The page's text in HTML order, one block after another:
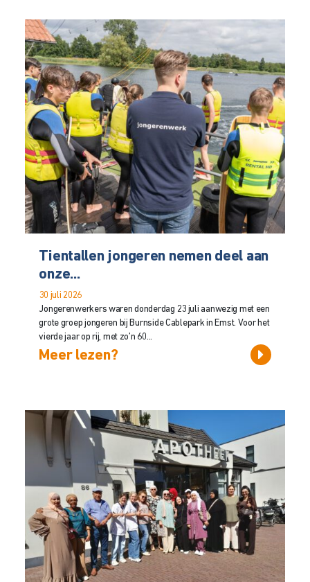
Tientallen jongeren nemen deel aan
onze...
30 juli 2026
Jongerenwerkers waren donderdag 23 juli aanwezig met een
grote groep jongeren bij Burnside Cablepark in Emst. Voor het
vierde jaar op rij, met zo’n 60...
Meer lezen?